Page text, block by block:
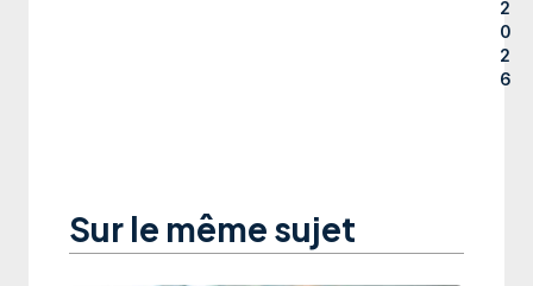
2
0
2
6
Sur le même sujet